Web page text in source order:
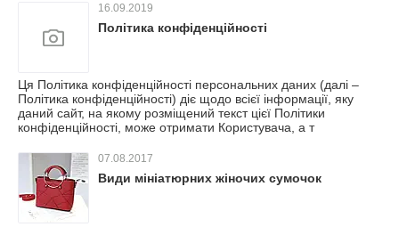
16.09.2019
Політика конфіденційності
Ця Політика конфіденційності персональних даних (далі –
Політика конфіденційності) діє щодо всієї інформації, яку
даний сайт, на якому розміщений текст цієї Політики
конфіденційності, може отримати Користувача, а т
07.08.2017
Види мініатюрних жіночих сумочок